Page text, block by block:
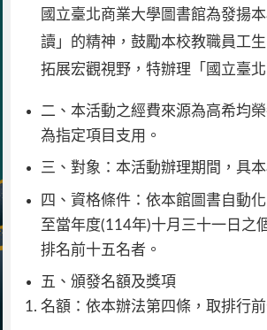
國立臺北商業大學圖書館為發揚
讀」的精神，鼓勵本校教職員工
拓展宏觀視野，特辦理「國立臺
二、本活動之經費來源為高希均
為指定項目支用。
三、對象：本活動辦理期間，具
四、資格條件：依本館圖書自動
至當年度(114年)十月三十一日之
排名前十五名者。
五、頒發名額及獎項
名額：依本辦法第四條，取排行